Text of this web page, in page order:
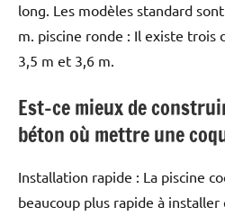
long. Les modèles standard
m. piscine ronde : Il existe trois
3,5 m et 3,6 m.
Est-ce mieux de
béton où mettre une
Installation rapide : La piscine
beaucoup plus rapide à installer